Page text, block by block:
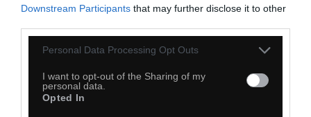
Downstream Participants that may further disclose it to other
Personal Data Processing Opt Outs
I want to opt-out of the Sharing of my
personal data.
Opted In